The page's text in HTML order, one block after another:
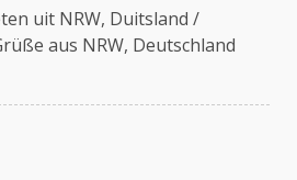
uit NRW, Duitsland /
aus NRW, Deutschland